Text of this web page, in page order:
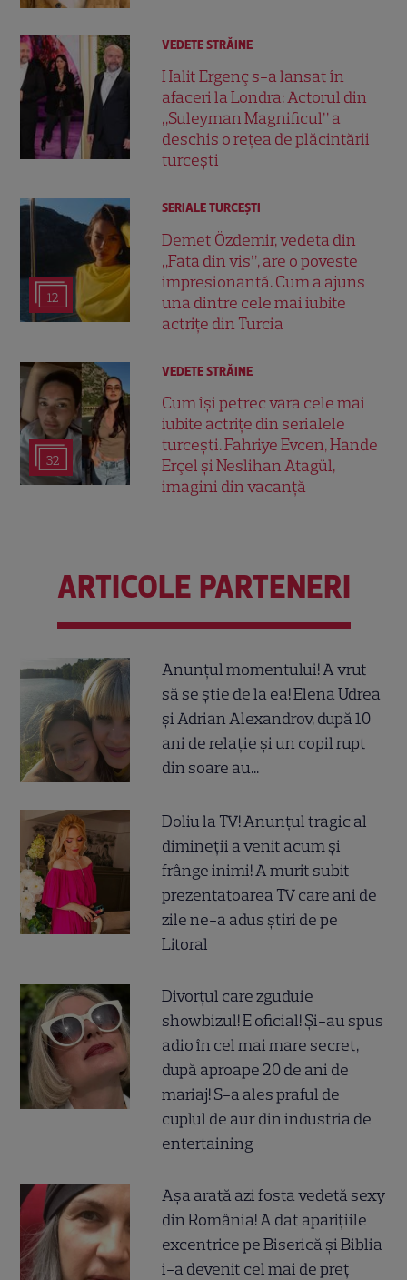
VEDETE STRĂINE
Halit Ergenç s-a lansat în
afaceri la Londra: Actorul din
„Suleyman Magnificul” a
deschis o rețea de plăcintării
turcești
12
SERIALE TURCEŞTI
Demet Özdemir, vedeta din
„Fata din vis”, are o poveste
impresionantă. Cum a ajuns
una dintre cele mai iubite
actrițe din Turcia
32
VEDETE STRĂINE
Cum își petrec vara cele mai
iubite actrițe din serialele
turcești. Fahriye Evcen, Hande
Erçel și Neslihan Atagül,
imagini din vacanță
ARTICOLE PARTENERI
Anunțul momentului! A vrut
să se știe de la ea! Elena Udrea
și Adrian Alexandrov, după 10
ani de relație și un copil rupt
din soare au...
Doliu la TV! Anunțul tragic al
dimineții a venit acum și
frânge inimi! A murit subit
prezentatoarea TV care ani de
zile ne-a adus știri de pe
Litoral
Divorțul care zguduie
showbizul! E oficial! Și-au spus
adio în cel mai mare secret,
după aproape 20 de ani de
mariaj! S-a ales praful de
cuplul de aur din industria de
entertaining
Așa arată azi fosta vedetă sexy
din România! A dat aparițiile
excentrice pe Biserică și Biblia
i-a devenit cel mai de preț